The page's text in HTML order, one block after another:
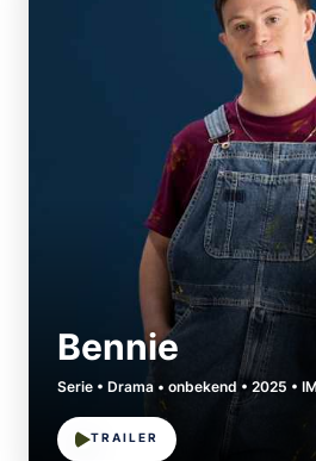
Bennie
Serie • Drama • onbekend • 2025 •
TRAILER